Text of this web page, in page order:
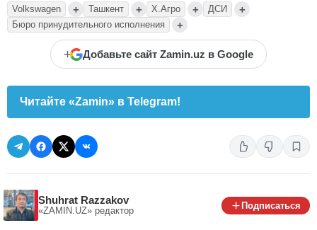
Volkswagen + Ташкент + Х.Агро + ДСИ +
Бюро принудительного исполнения +
+ Добавьте сайт Zamin.uz в Google
Читайте «Zamin» в Telegram!
Shuhrat Razzakov
«ZAMIN.UZ» редактор
Подписаться